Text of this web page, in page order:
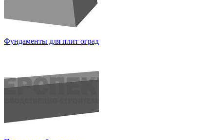
Фундаменты для плит оград